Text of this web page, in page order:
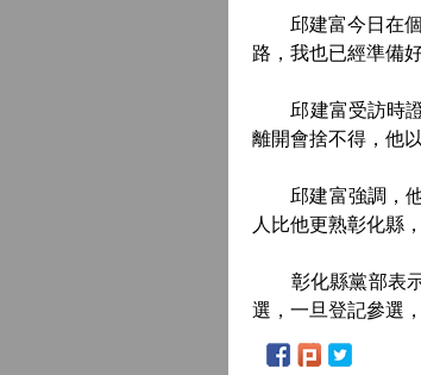
邱建富今日在個
路，我也已經準備
邱建富受訪時證
離開會捨不得，他
邱建富強調，他
人比他更熟彰化縣
彰化縣黨部表示
選，一旦登記參選